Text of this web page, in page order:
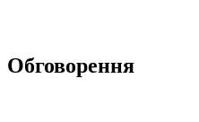
Обговорення